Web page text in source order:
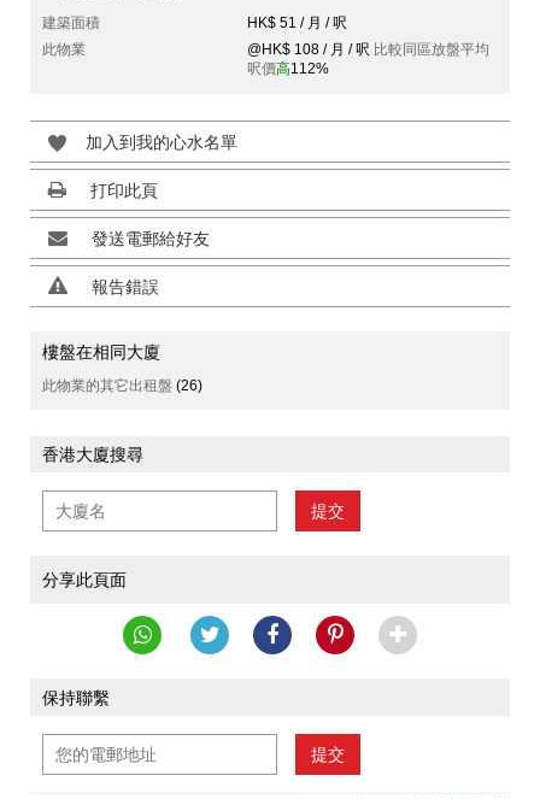
建築面積
HK$ 51 / 月 / 呎
此物業
@HK$ 108 / 月 / 呎 比較同區放盤平均
呎價高112%
加入到我的心水名單
打印此頁
發送電郵給好友
報告錯誤
樓盤在相同大廈
此物業的其它出租盤 (26)
香港大廈搜尋
提交
分享此頁面
保持聯繫
提交